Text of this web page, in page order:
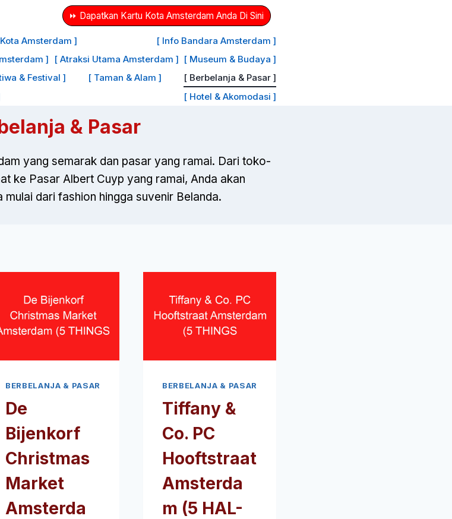
⏩ Dapatkan Kartu Kota Amsterdam Anda Di Sini
Amsterdam ]
[ Info Bandara Amsterdam ]
]
[ Atraksi Utama Amsterdam ] [ Museum & Budaya ]
& Festival ] [ Taman & Alam ]
[ Berbelanja & Pasar ]
[ Hotel & Akomodasi ]
& Pasar
yang semarak dan pasar yang ramai. Dari toko-
ke Pasar Albert Cuyp yang ramai, Anda akan
mulai dari fashion hingga suvenir Belanda.
BERBELANJA & PASAR
De
Bijenkorf
Christmas
Market
Amsterda
BERBELANJA & PASAR
Tiffany &
Co. PC
Hooftstraat
Amsterda
m (5 HAL-